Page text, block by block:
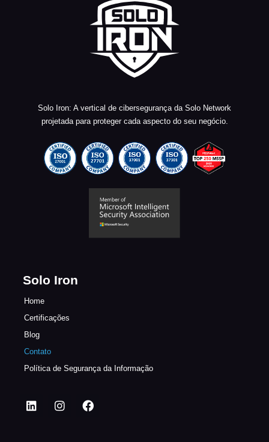
Solo Iron: A vertical de cibersegurança da Solo Network
projetada para proteger cada aspecto do seu negócio.
Solo Iron
Home
Certificações
Blog
Contato
Política de Segurança da Informação